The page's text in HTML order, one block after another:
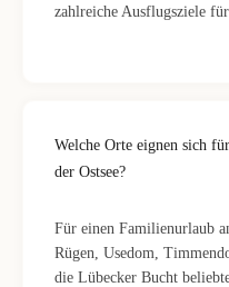
zahlreiche Ausflugsziele
Welche Orte eignen sich
der Ostsee?
Für einen Familienurlaub
Rügen, Usedom,
die Lübecker Bucht